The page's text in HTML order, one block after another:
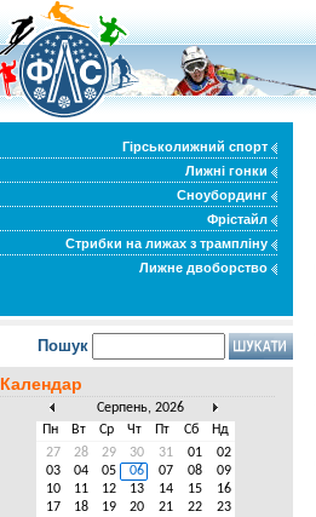
Гірськолижний спорт
Лижні гонки
Сноубординг
Фрістайл
Стрибки на лижах з трампліну
Лижне двоборство
Пошук
Календар
Серпень, 2026
Пн
Вт Ср Чт Пт Сб
Нд
27
28 29 30 31 01
02
03
04 05 06 07 08
09
10
11 12 13 14 15
16
17
18 19 20 21 22
23